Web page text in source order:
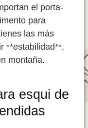
el porta-
para
las más
**estabilidad**,
montaña.
esqui de